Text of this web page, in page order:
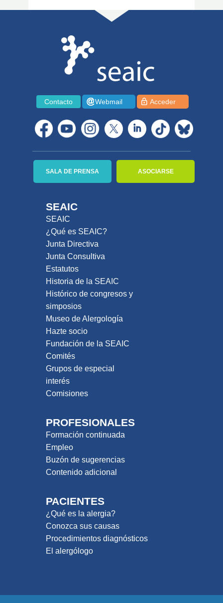
Contacto Webmail Acceder
SEAIC
SEAIC
¿Qué es SEAIC?
Junta Directiva
Junta Consultiva
Estatutos
Historia de la SEAIC
Histórico de congresos y
simposios
Museo de Alergología
Hazte socio
Fundación de la SEAIC
Comités
Grupos de especial
interés
Comisiones
PROFESIONALES
Formación continuada
Empleo
Buzón de sugerencias
Contenido adicional
PACIENTES
¿Qué es la alergia?
Conozca sus causas
Procedimientos diagnósticos
El alergólogo
SALA DE PRENSA ASOCIARSE